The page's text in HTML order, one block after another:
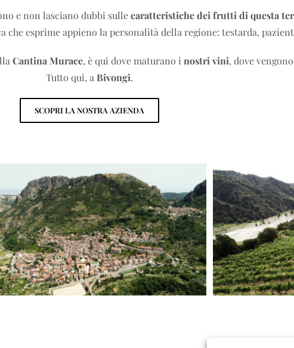
e non lasciano dubbi sullecaratteristiche dei frutti di questa
che esprime appieno la personalità della regione: testarda,
Cantina Murace, è qui dove maturano i nostri vini, dove
Tutto qui, a Bivongi.
SCOPRI LA NOSTRA AZIENDA